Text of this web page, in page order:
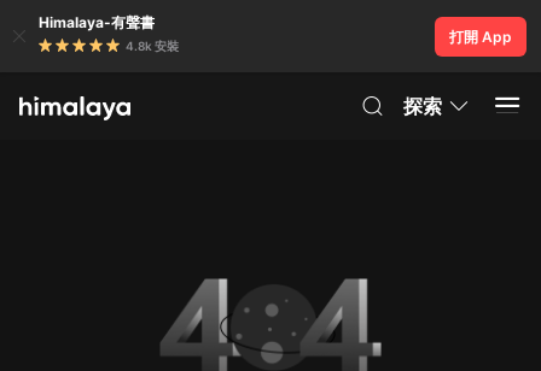
Himalaya-有聲書
4.8k 安裝
打開 App
探索